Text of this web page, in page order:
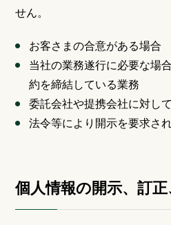
せん。
お客さまの合意がある場合
当社の業務遂行に必要な場
約を締結している業務
委託会社や提携会社に対し
法令等により開示を要求さ
個人情報の開示、訂